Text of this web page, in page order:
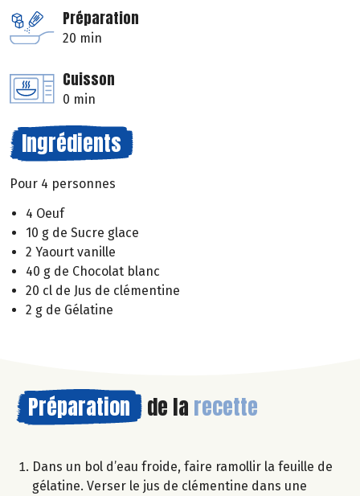
Préparation
20 min
Cuisson
0 min
Ingrédients
Pour 4 personnes
4 Oeuf
10 g de Sucre glace
2 Yaourt vanille
40 g de Chocolat blanc
20 cl de Jus de clémentine
2 g de Gélatine
Préparation de la recette
Dans un bol d’eau froide, faire ramollir la feuille de
gélatine. Verser le jus de clémentine dans une